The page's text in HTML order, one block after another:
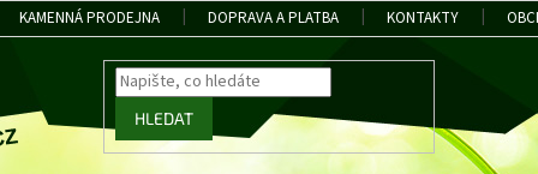
KAMENNÁ PRODEJNA DOPRAVA A PLATBA KONTAKTY
HLEDAT